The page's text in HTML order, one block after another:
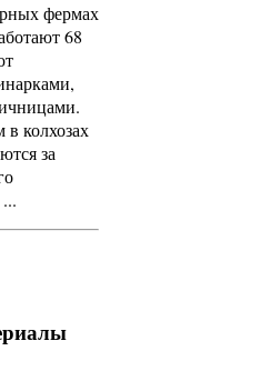
фермах
68
колхозах
за